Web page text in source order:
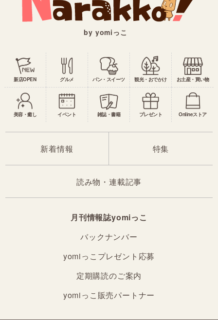
by yomiっこ
新店OPEN グルメ パン・スイーツ 観光・おでかけ お土産・買い物
美容・癒し イベント 雑誌・書籍 プレゼント Onlineストア
新着情報 特集
読み物・連載記事
月刊情報誌yomiっこ
バックナンバー
yomiっこプレゼント応募
定期購読のご案内
yomiっこ販売パートナー